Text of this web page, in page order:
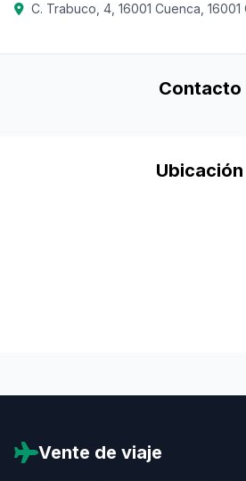
C. Trabuco, 4, 16001 Cuenca, 16001
Contacto
Ubicación
Vente de viaje